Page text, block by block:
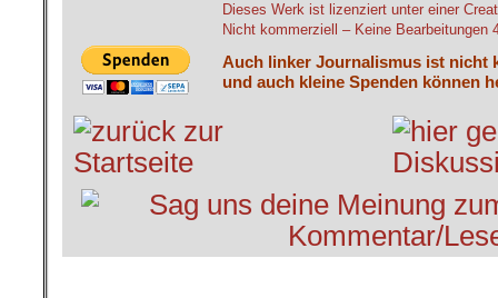
Dieses Werk ist lizenziert unter einer
Nicht kommerziell – Keine Bearbeitungen
Auch linker Journalismus ist nicht
und auch kleine Spenden können